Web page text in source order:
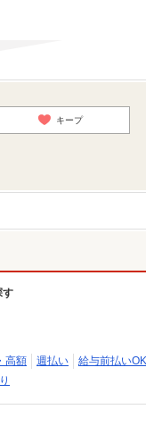
キープ
す
高額 週払い
給与前払いOK